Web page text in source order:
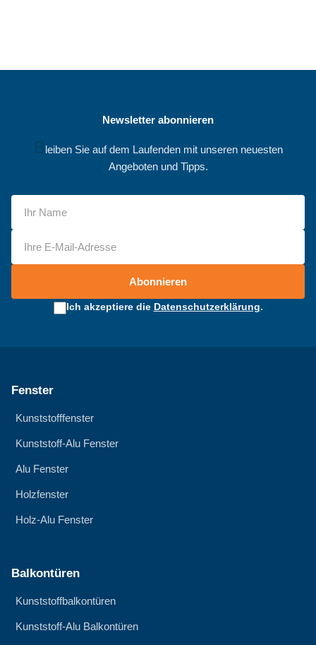
Newsletter abonnieren
Bleiben Sie auf dem Laufenden mit unseren neuesten
Angeboten und Tipps.
Abonnieren
Ich akzeptiere die Datenschutzerklärung.
Fenster
Kunststofffenster
Kunststoff-Alu Fenster
Alu Fenster
Holzfenster
Holz-Alu Fenster
Balkontüren
Kunststoffbalkontüren
Kunststoff-Alu Balkontüren